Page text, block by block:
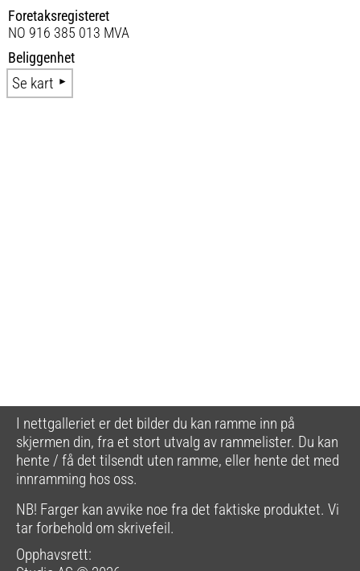
Foretaksregisteret
NO 916 385 013 MVA
Beliggenhet
Se kart
I nettgalleriet er det bilder du kan ramme inn på
skjermen din, fra et stort utvalg av rammelister. Du kan
hente / få det tilsendt uten ramme, eller hente det med
innramming hos oss.
NB! Farger kan avvike noe fra det faktiske produktet. Vi
tar forbehold om skrivefeil.
Opphavsrett: